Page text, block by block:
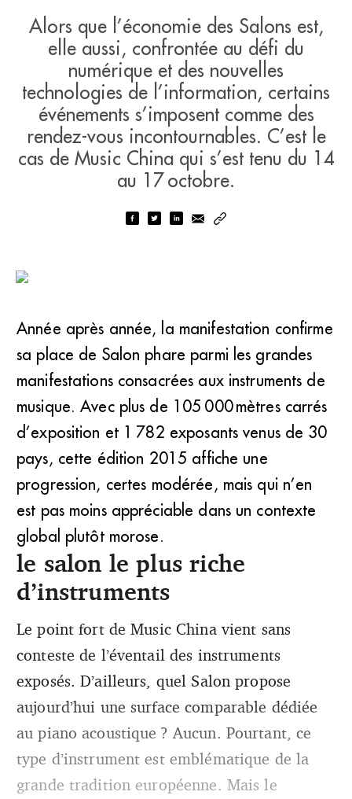
Alors que l’économie des Salons est,
elle aussi, confrontée au défi du
numérique et des nouvelles
technologies de l’information, certains
événements s’imposent comme des
rendez-vous incontournables. C’est le
cas de Music China qui s’est tenu du 14
au 17 octobre.
Année après année, la manifestation confirme
sa place de Salon phare parmi les grandes
manifestations consacrées aux instruments de
musique. Avec plus de 105 000 mètres carrés
d’exposition et 1 782 exposants venus de 30
pays, cette édition 2015 affiche une
progression, certes modérée, mais qui n’en
est pas moins appréciable dans un contexte
global plutôt morose.
le salon le plus riche
d’instruments
Le point fort de Music China vient sans
conteste de l’éventail des instruments
exposés. D’ailleurs, quel Salon propose
aujourd’hui une surface comparable dédiée
au piano acoustique ? Aucun. Pourtant, ce
type d’instrument est emblématique de la
grande tradition européenne. Mais le